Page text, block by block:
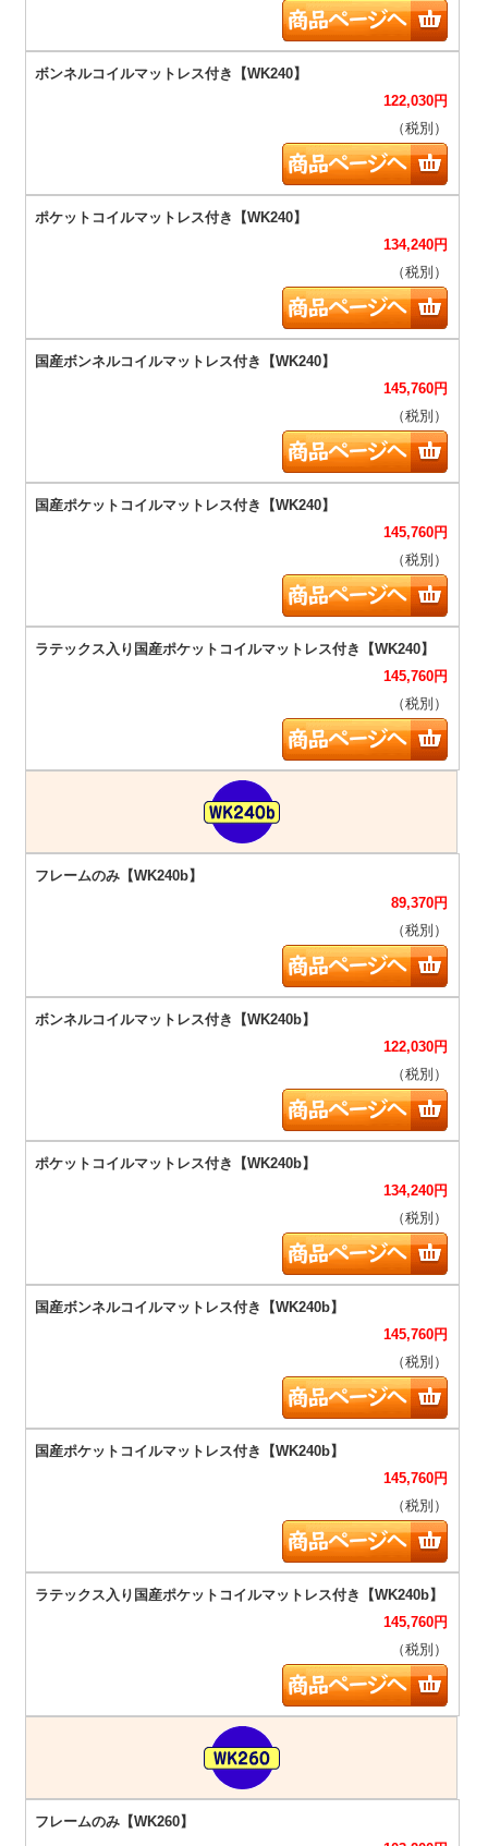
122,030円
（税別）
134,240円
（税別）
145,760円
（税別）
145,760円
（税別）
145,760円
（税別）
89,370円
（税別）
122,030円
（税別）
134,240円
（税別）
145,760円
（税別）
145,760円
（税別）
145,760円
（税別）